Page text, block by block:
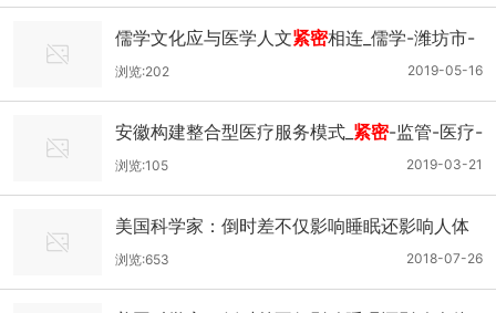
儒学文化应与医学人文紧密相连_儒学-潍坊市-
医师-儒家-
2019-05-16
浏览:202
安徽构建整合型医疗服务模式_ 紧密-监管-医疗-
同质-
2019-03-21
浏览:105
美国科学家：倒时差不仅影响睡眠还影响人体
内的细菌_影响-科学家-
-科学家-飞行2018-07-26
浏览:653